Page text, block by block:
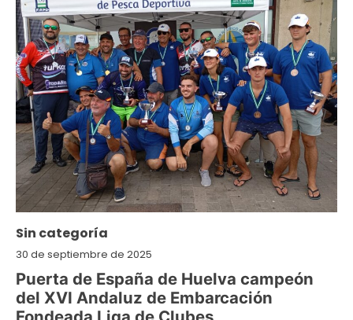
Sin categoría
30 de septiembre de 2025
Puerta de España de Huelva campeón
del XVI Andaluz de Embarcación